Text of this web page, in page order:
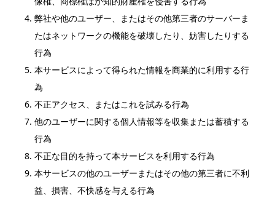
弊社や他のユーザー、またはその他第三者のサーバーま
たはネットワークの機能を破壊したり、妨害したりする
行為
本サービスによって得られた情報を商業的に利用する行
為
不正アクセス、またはこれを試みる行為
他のユーザーに関する個人情報等を収集または蓄積する
行為
不正な目的を持って本サービスを利用する行為
本サービスの他のユーザーまたはその他の第三者に不利
益、損害、不快感を与える行為